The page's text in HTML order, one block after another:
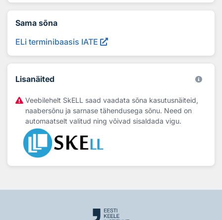
Sama sõna
ELi terminibaasis IATE
Lisanäited
Veebilehelt SkELL saad vaadata sõna kasutusnäiteid,
naabersõnu ja sarnase tähendusega sõnu. Need on
automaatselt valitud ning võivad sisaldada vigu.